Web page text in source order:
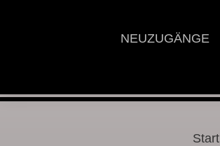
NEUZUGÄNGE
Start